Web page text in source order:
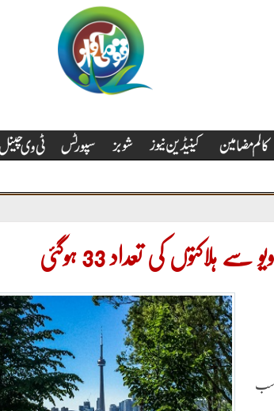
کی تعداد 33 ہوگئی
سب